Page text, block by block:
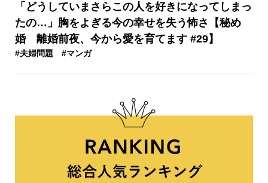
「どうしていまさらこの人を好きになってしまっ
たの…」胸をよぎる今の幸せを失う怖さ【秘め
婚 離婚前夜、今から愛を育てます #29】
#夫婦問題 #マンガ